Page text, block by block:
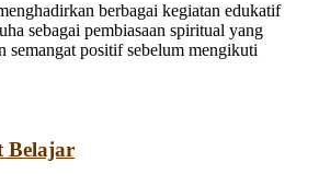
berbagai kegiatan edukatif
sebagai pembiasaan spiritual yang
positif sebelum mengikuti
Belajar